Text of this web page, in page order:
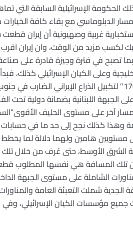
الحكومة الإسرائيلية السابقة
الدبلوماسي مع بقاء كافة
غربية وصهيونية أن إيران
لكسب مزيد من الوقت، وان إيران
تصبح في فترة وجيزة قادرة على
وعلى الكيان الإسرائيلي كذلك،
تأخذ منحى آخر بدء بالعدوان على لبنان وبلوغ هدف استصدار القرار”1701″
اللبنانية بضمانة دولية تحت
آخر على مستوى الحليف
وهذا كذلك نجح إلى حد ما في حسابات
مستويين هامين ولهما دلالة لما يخطط
الشرق الأوسط، حتى عُرف من خلال
أن تلك المسافة هي نفسها المطلوب
الشاملة على مستوى الجبهة
الجدية شملت التعبئة العامة
جميع مؤسسات الكيان الإسرائيلي،